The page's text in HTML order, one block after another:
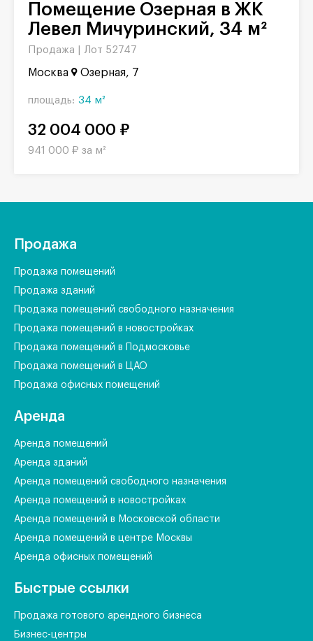
Помещение Озерная в ЖК
Левел Мичуринский, 34 м²
Продажа | Лот 52747
Москва Озерная, 7
площадь: 34 м²
32 004 000 ₽
941 000 ₽ за м²
Продажа
Продажа помещений
Продажа зданий
Продажа помещений свободного назначения
Продажа помещений в новостройках
Продажа помещений в Подмосковье
Продажа помещений в ЦАО
Продажа офисных помещений
Аренда
Аренда помещений
Аренда зданий
Аренда помещений свободного назначения
Аренда помещений в новостройках
Аренда помещений в Московской области
Аренда помещений в центре Москвы
Аренда офисных помещений
Быстрые ссылки
Продажа готового арендного бизнеса
Бизнес-центры